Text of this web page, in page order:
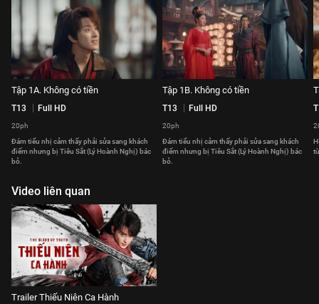
Tập 1A. Không có tiền
T13 Full HD
20ph
Đám tiểu nhị cảm thấy phải sửa sang khách
điếm nhưng bị Tiêu Sắt (Lý Hoành Nghị) bác
bỏ.
Tập 1B. Không có tiền
T13 Full HD
20ph
Đám tiểu nhị cảm thấy phải sửa sang khách
điếm nhưng bị Tiêu Sắt (Lý Hoành Nghị) bác
bỏ.
Video liên quan
Trailer Thiếu Niên Ca Hành